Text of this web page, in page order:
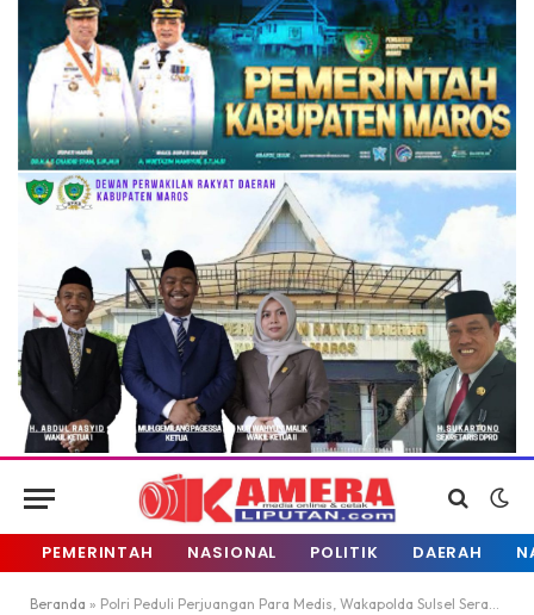
PEMERINTAH NASIONAL POLITIK DAERAH
Beranda » Polri Peduli Perjuangan Para Medis, Wakapolda Sulsel Serahkan APD